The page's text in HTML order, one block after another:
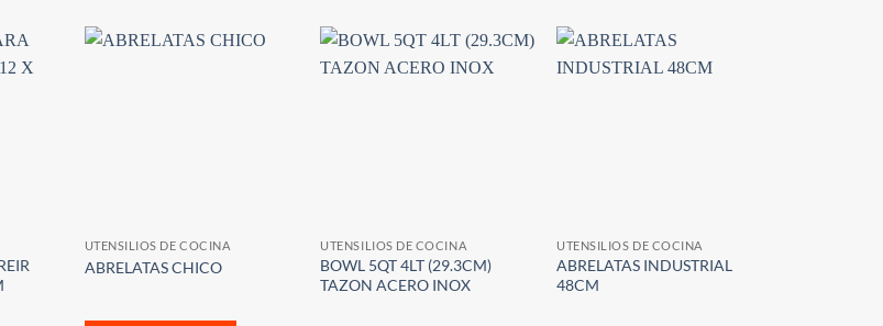
UTENSILIOS DE COCINA
ABRELATAS CHICO
UTENSILIOS DE COCINA
BOWL 5QT 4LT (29.3CM)
TAZON ACERO INOX
UTENSILIOS DE COCINA
ABRELATAS INDUSTRIAL
48CM